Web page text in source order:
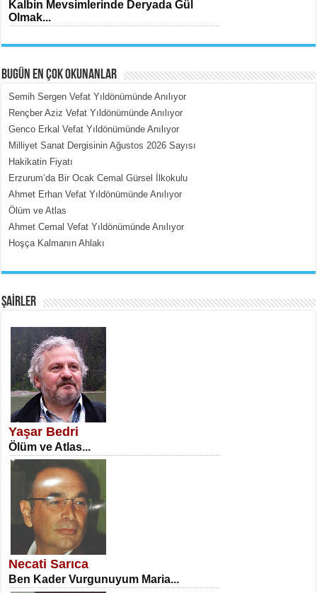
Kalbin Mevsimlerinde Deryada Gül
Olmak...
MEHMET ÇOBAN
İçerdeki Put Dışardaki Maskeler...
SATILMIŞ ÜMİT ÇETİNKAYA
Erkenlik...
NECLA DİLEK ARSLAN
Öğretmenler Günü Mahkemesi...
BUGÜN EN ÇOK OKUNANLAR
Semih Sergen Vefat Yıldönümünde Anılıyor
Rençber Aziz Vefat Yıldönümünde Anılıyor
Genco Erkal Vefat Yıldönümünde Anılıyor
Milliyet Sanat Dergisinin Ağustos 2026 Sayısı
Hakikatin Fiyatı
Erzurum’da Bir Ocak Cemal Gürsel İlkokulu
Ahmet Erhan Vefat Yıldönümünde Anılıyor
Ölüm ve Atlas
Ahmet Cemal Vefat Yıldönümünde Anılıyor
Hoşça Kalmanın Ahlakı
ŞAİRLER
Yaşar Bedri
Ölüm ve Atlas...
Necati Sarıca
Ben Kader Vurgunuyum Maria...